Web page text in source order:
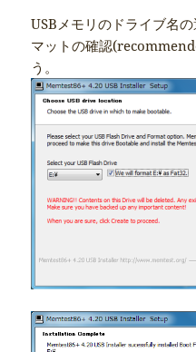
USBメモリのドライブ名
マットの確認
う。